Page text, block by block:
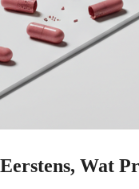
Eerstens, Wat